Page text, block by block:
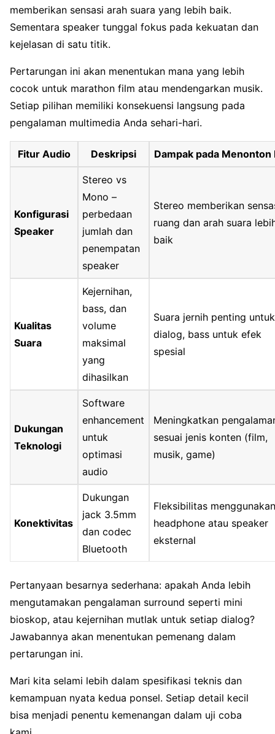
memberikan sensasi arah suara yang lebih baik.
Sementara speaker tunggal fokus pada kekuatan dan
kejelasan di satu titik.
Pertarungan ini akan menentukan mana yang lebih
cocok untuk marathon film atau mendengarkan musik.
Setiap pilihan memiliki konsekuensi langsung pada
pengalaman multimedia Anda sehari-hari.
Fitur Audio Deskripsi Dampak pada Menonton
Konfigurasi
Speaker
Stereo vs
Mono –
perbedaan
jumlah dan
penempatan
speaker
Stereo memberikan
ruang dan arah suara
baik
Kualitas
Suara
Kejernihan,
bass, dan
volume
maksimal
yang
dihasilkan
Suara jernih penting untuk
dialog, bass untuk efek
spesial
Dukungan
Teknologi
Software
enhancement
untuk
optimasi
audio
Meningkatkan
sesuai jenis konten (film,
musik, game)
Konektivitas
Dukungan
jack 3.5mm
dan codec
Bluetooth
Fleksibilitas
headphone atau speaker
eksternal
Pertanyaan besarnya sederhana: apakah Anda lebih
mengutamakan pengalaman surround seperti mini
bioskop, atau kejernihan mutlak untuk setiap dialog?
Jawabannya akan menentukan pemenang dalam
pertarungan ini.
Mari kita selami lebih dalam spesifikasi teknis dan
kemampuan nyata kedua ponsel. Setiap detail kecil
bisa menjadi penentu kemenangan dalam uji coba